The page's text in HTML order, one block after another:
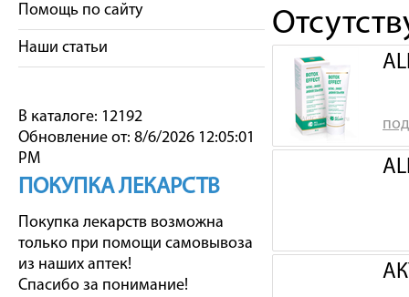
Помощь по сайту
Наши статьи
В каталоге: 12192
Обновление от: 8/6/2026 12:05:01
PM
ПОКУПКА ЛЕКАРСТВ
Покупка лекарств возможна
только при помощи самовывоза
из наших аптек!
Спасибо за понимание!